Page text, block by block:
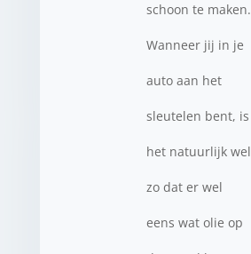
schoon te maken.
Wanneer jij in je
auto aan het
sleutelen bent, is
het natuurlijk wel
zo dat er wel
eens wat olie op